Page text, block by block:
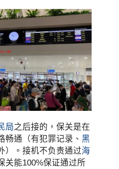
局之后接的，保关是在
畅通（有犯罪记录、 黑
）。接机不负责通过海
关能100%保证通过所